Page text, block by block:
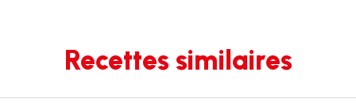
Recettes similaires